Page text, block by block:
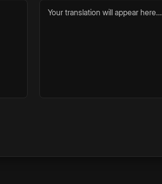
Your translation will appear here...